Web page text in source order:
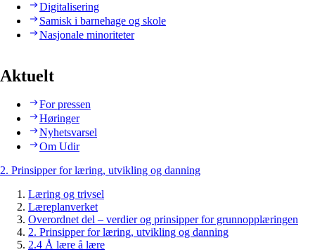
Digitalisering
Samisk i barnehage og skole
Nasjonale minoriteter
Aktuelt
For pressen
Høringer
Nyhetsvarsel
Om Udir
2. Prinsipper for læring, utvikling og danning
Læring og trivsel
Læreplanverket
Overordnet del – verdier og prinsipper for grunnopplæringen
2. Prinsipper for læring, utvikling og danning
2.4 Å lære å lære